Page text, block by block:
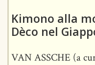
Kimono alla
Dèco nel
VAN ASSCHE (a